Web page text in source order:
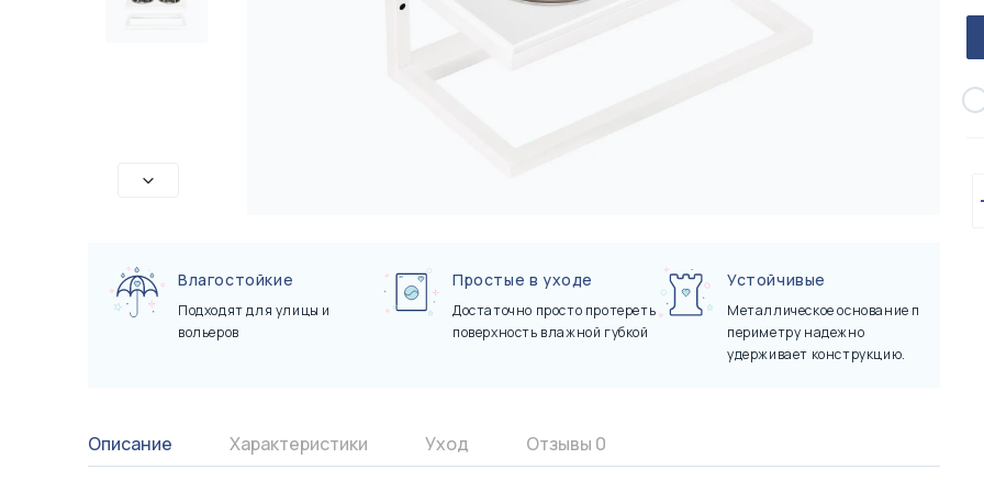
Olive
Влагостойкие
Подходят для улицы и
вольеров
Простые в уходе
Достаточно просто протереть
поверхность влажной губкой
Устойчивые
Металлическое основание по
периметру надежно
удерживает конструкцию.
Описание Характеристики Уход Отзывы 0